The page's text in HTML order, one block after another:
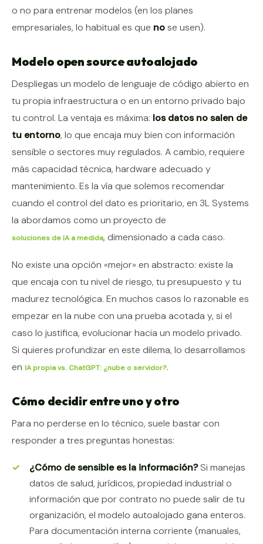
o no para entrenar modelos (en los planes
empresariales, lo habitual es que nose usen).
Modelo open source autoalojado
Despliegas un modelo de lenguaje de código abierto en
tu propia infraestructura o en un entorno privado bajo
tu control. La ventaja es máxima: los datos no salen de
tu entorno, lo que encaja muy bien con información
sensible o sectores muy regulados. A cambio, requiere
más capacidad técnica, hardware adecuado y
mantenimiento. Es la vía que solemos recomendar
cuando el control del dato es prioritario, en 3L Systems
la abordamos como un proyecto de
soluciones de IA a medida, dimensionado a cada caso.
No existe una opción «mejor» en abstracto: existe la
que encaja con tu nivel de riesgo, tu presupuesto y tu
madurez tecnológica. En muchos casos lo razonable es
empezar en la nube con una prueba acotada y, si el
caso lo justifica, evolucionar hacia un modelo privado.
Si quieres profundizar en este dilema, lo desarrollamos
en IA propia vs. ChatGPT: ¿nube o servidor?.
Cómo decidir entre uno y otro
Para no perderse en lo técnico, suele bastar con
responder a tres preguntas honestas:
¿Cómo de sensible es la información?Si manejas
datos de salud, jurídicos, propiedad industrial o
información que por contrato no puede salir de tu
organización, el modelo autoalojado gana enteros.
Para documentación interna corriente (manuales,